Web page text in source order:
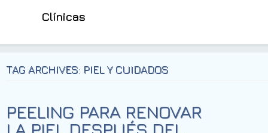
Clínicas
TAG ARCHIVES: PIEL Y CUIDADOS
PEELING PARA RENOVAR